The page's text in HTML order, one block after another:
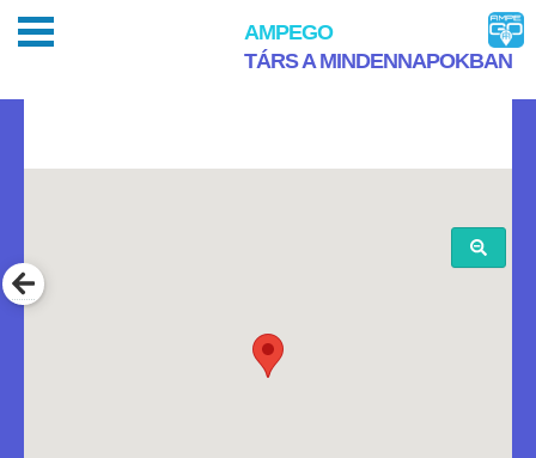
AMPEGO
TÁRS A MINDENNAPOKBAN